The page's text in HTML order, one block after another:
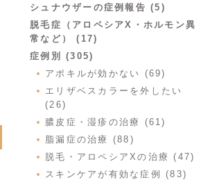
シュナウザーの症例報告 (5)
脱毛症（アロペシアX・ホルモン異
常など） (17)
症例別 (305)
アポキルが効かない (69)
エリザベスカラーを外したい
(26)
膿皮症・湿疹の治療 (61)
脂漏症の治療 (88)
脱毛・アロペシアXの治療 (47)
スキンケアが有効な症例 (83)